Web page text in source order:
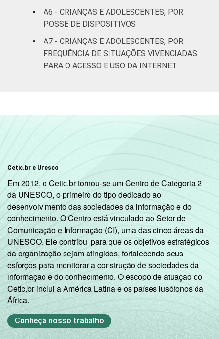
C 8
DE 6
COR OU RAÇA Branca 6
Não
respondeu
3
DOMICÍLIO
COM ACESSO
À INTERNET
Sim 7
Não 15 25
Fonte: Núcleo de Informação e Coordenação
do Ponto BR. (2025). Pesquisa sobre o uso
da Internet por crianças e adolescentes no
Brasil: TIC Kids Online Brasil 2025 [Tabelas].
A6 - CRIANÇAS E ADOLESCENTES, POR
POSSE DE DISPOSITIVOS
A7 - CRIANÇAS E ADOLESCENTES, POR
FREQUÊNCIA DE SITUAÇÕES VIVENCIADAS
PARA O ACESSO E USO DA INTERNET
Cetic.br e Unesco
Em 2012, o Cetic.br tornou-se um Centro de Categoria 2
da UNESCO, o primeiro do tipo dedicado ao
desenvolvimento das sociedades da informação e do
conhecimento. O Centro está vinculado ao Setor de
Comunicação e Informação (CI), uma das cinco áreas da
UNESCO. Ele contribui para que os objetivos estratégicos
da organização sejam atingidos, fortalecendo seus
esforços para monitorar a construção de sociedades da
informação e do conhecimento. O escopo de atuação do
Cetic.br inclui a América Latina e os países lusófonos da
África.
Conheça nosso trabalho